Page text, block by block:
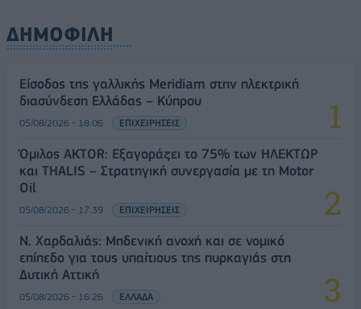
ΔΗΜΟΦΙΛΗ
Είσοδος της γαλλικής Meridiam στην ηλεκτρική
διασύνδεση Ελλάδας – Κύπρου
05/08/2026 - 18:06 ΕΠΙΧΕΙΡΗΣΕΙΣ
Όμιλος AKTOR: Εξαγοράζει το 75% των ΗΛΕΚΤΩΡ
και THALIS – Στρατηγική συνεργασία με τη Motor
Oil
05/08/2026 - 17:39 ΕΠΙΧΕΙΡΗΣΕΙΣ
Ν. Χαρδαλιάς: Μηδενική ανοχή και σε νομικό
επίπεδο για τους υπαίτιους της πυρκαγιάς στη
Δυτική Αττική
05/08/2026 - 16:26 ΕΛΛΑΔΑ